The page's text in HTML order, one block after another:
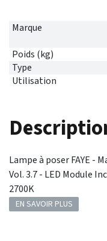
Marque
Poids (kg)
Type
Utilisation
Lampe à poser FAYE -
Vol. 3.7 - LED Module
2700K
EN SAVOIR PLUS